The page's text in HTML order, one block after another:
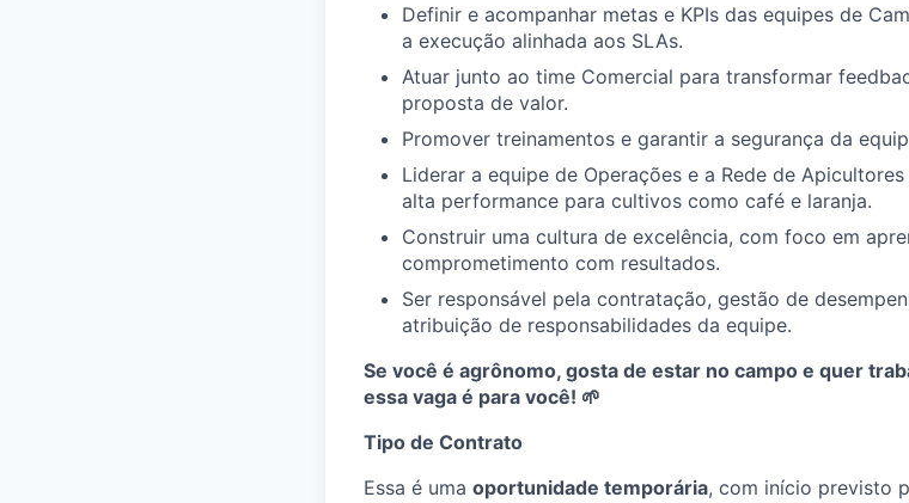
Definir e acompanhar metas e KPIs das equipes de
a execução alinhada aos SLAs.
Atuar junto ao time Comercial para transformar
proposta de valor.
Promover treinamentos e garantir a segurança da
Liderar a equipe de Operações e a Rede de
alta performance para cultivos como café e laranja.
Construir uma cultura de excelência, com foco em
comprometimento com resultados.
Ser responsável pela contratação, gestão de
atribuição de responsabilidades da equipe.
Se você é agrônomo, gosta de estar no campo e quer
essa vaga é para você! 🌱
Tipo de Contrato
Essa é uma oportunidade temporária, com início previsto